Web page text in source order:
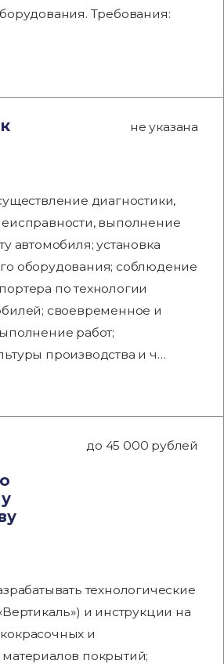
Требования:
не указана
диагностики,
выполнение
автомобиля; установка
оборудования; соблюдение
по технологии
своевременное и
работ;
производства и ч…
до 45 000 рублей
технологические
и инструкции на
и
покрытий;